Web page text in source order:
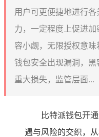
用户可更便捷地进行
力，一定程度上促进
容小觑，无限授权意
钱包安全出现漏洞，
重大损失，监管层面...
比特派钱包开
遇与风险的交织，